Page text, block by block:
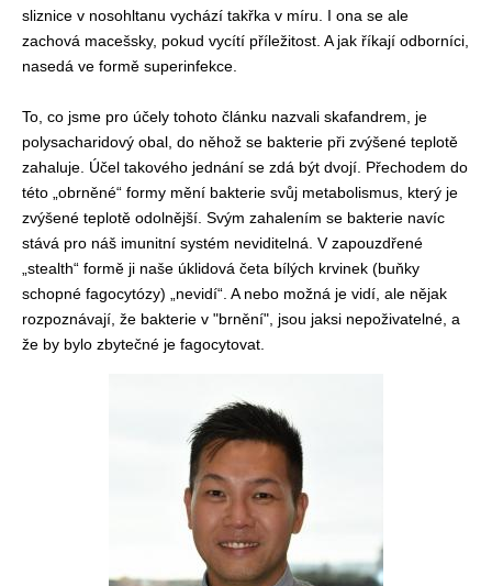
sliznice v nosohltanu vychází takřka v míru. I ona se ale
zachová macešsky, pokud vycítí příležitost. A jak říkají odborníci,
nasedá ve formě superinfekce.
To, co jsme pro účely tohoto článku nazvali skafandrem, je
polysacharidový obal, do něhož se bakterie při zvýšené teplotě
zahaluje. Účel takového jednání se zdá být dvojí. Přechodem do
této „obrněné“ formy mění bakterie svůj metabolismus, který je
zvýšené teplotě odolnější. Svým zahalením se bakterie navíc
stává pro náš imunitní systém neviditelná. V zapouzdřené
„stealth“ formě ji naše úklidová četa bílých krvinek (buňky
schopné fagocytózy) „nevidí“. A nebo možná je vidí, ale nějak
rozpoznávají, že bakterie v "brnění", jsou jaksi nepoživatelné, a
že by bylo zbytečné je fagocytovat.